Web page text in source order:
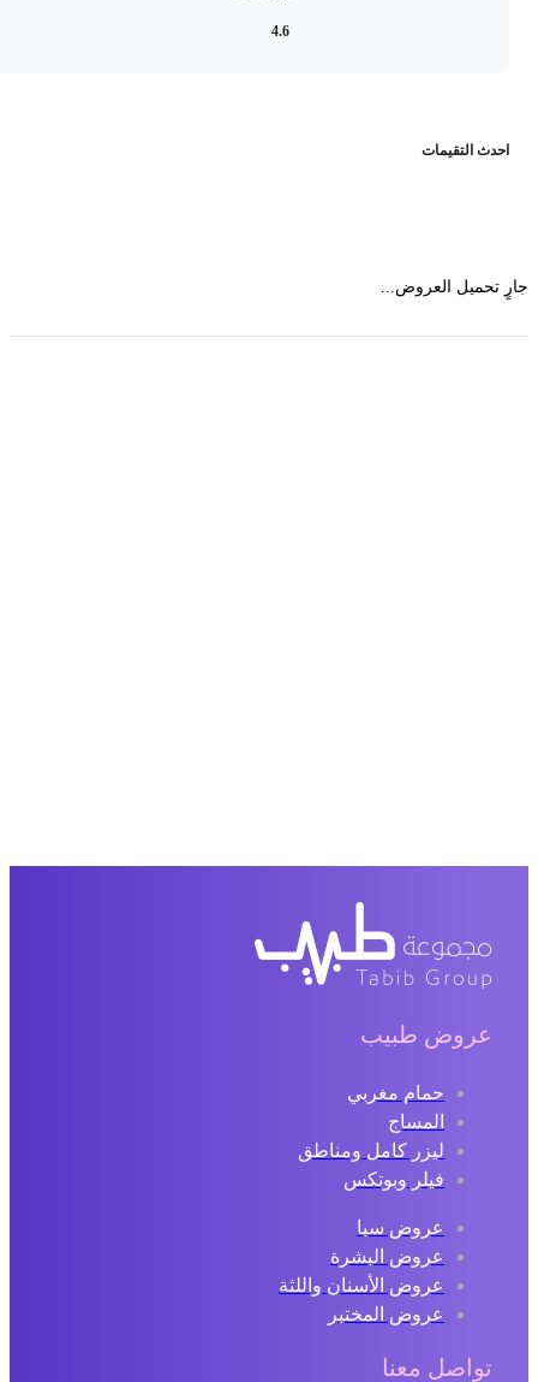
التقيمات
تحميل العروض...
عروض طبيب
حمام مغربي
المساج
ليزر كامل ومناطق
فيلر وبوتكس
عروض سبا
عروض البشرة
عروض الأسنان واللثة
عروض المختبر
تواصل معنا